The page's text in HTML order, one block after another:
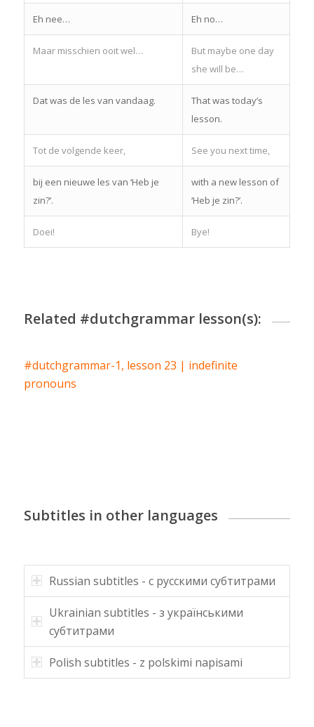
Eh nee… Eh no…
Maar misschien ooit wel…
But maybe one day
she will be…
Dat was de les van vandaag.
That was today’s
lesson.
Tot de volgende keer, See you next time,
bij een nieuwe les van ‘Heb je
zin?’.
with a new lesson of
‘Heb je zin?’.
Doei! Bye!
Related #dutchgrammar lesson(s):
#dutchgrammar-1, lesson 23 | indefinite
pronouns
Subtitles in other languages
Russian subtitles - с русскими субтитрами
Ukrainian subtitles - з українськими
субтитрами
Polish subtitles - z polskimi napisami